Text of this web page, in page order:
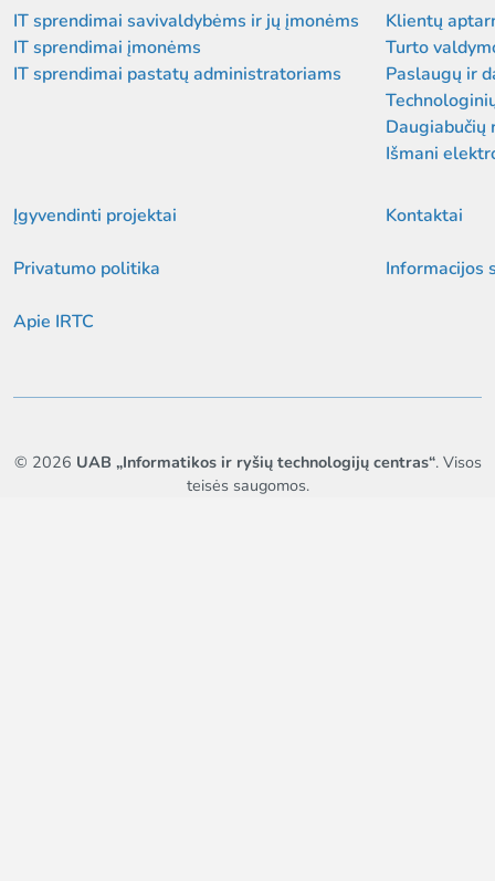
IT sprendimai savivaldybėms ir jų įmonėms
IT sprendimai įmonėms
IT sprendimai pastatų administratoriams
Klientų
Turto
Paslaugų ir
Daugiabučių
Išmani
Įgyvendinti projektai Kontaktai
Privatumo politika Informacijos
Apie IRTC
© 2026 UAB „Informatikos ir ryšių technologijų centras“. Visos
teisės saugomos.